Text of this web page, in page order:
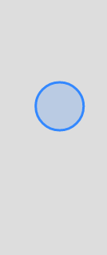
pas à
Immobilier
a été fondée